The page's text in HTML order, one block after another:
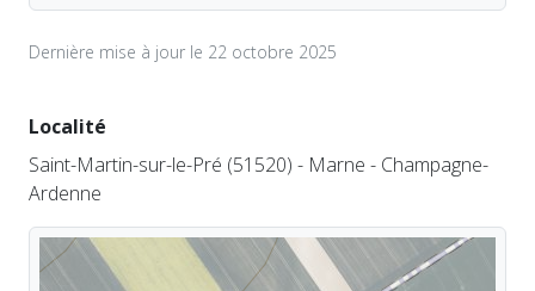
Dernière mise à jour le 22 octobre 2025
Localité
Saint-Martin-sur-le-Pré (51520) - Marne - Champagne-
Ardenne